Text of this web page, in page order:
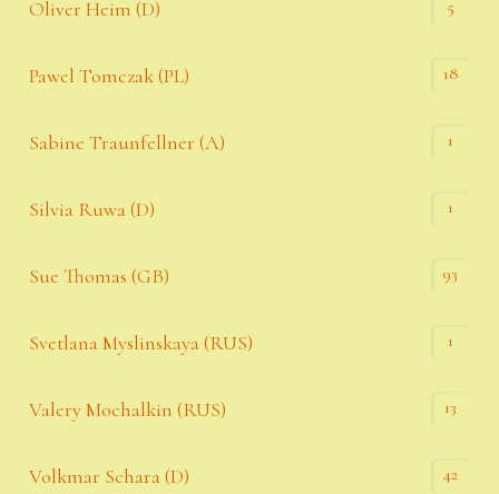
Oliver Heim (D) 5
Pawel Tomczak (PL) 18
Sabine Traunfellner (A) 1
Silvia Ruwa (D) 1
Sue Thomas (GB) 93
Svetlana Myslinskaya (RUS) 1
Valery Mochalkin (RUS) 13
Volkmar Schara (D) 42